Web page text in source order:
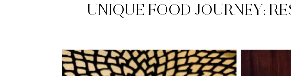
UNIQUE FOOD JOURNEY: